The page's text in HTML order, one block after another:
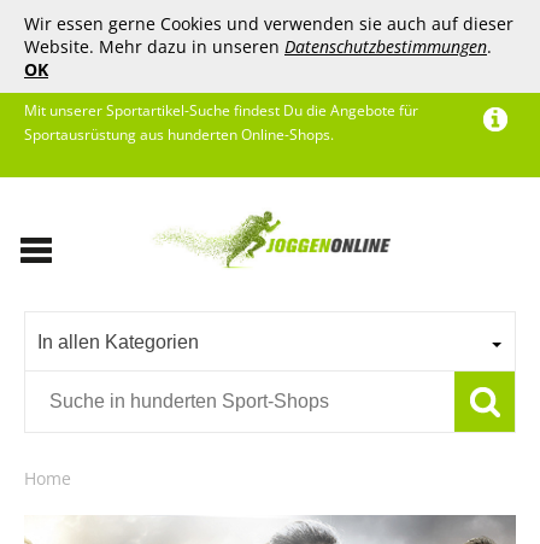
Wir essen gerne Cookies und verwenden sie auch auf dieser
Website. Mehr dazu in unseren Datenschutzbestimmungen.
OK
Mit unserer Sportartikel-Suche findest Du die Angebote für
Sportausrüstung aus hunderten Online-Shops.
In allen Kategorien
Home